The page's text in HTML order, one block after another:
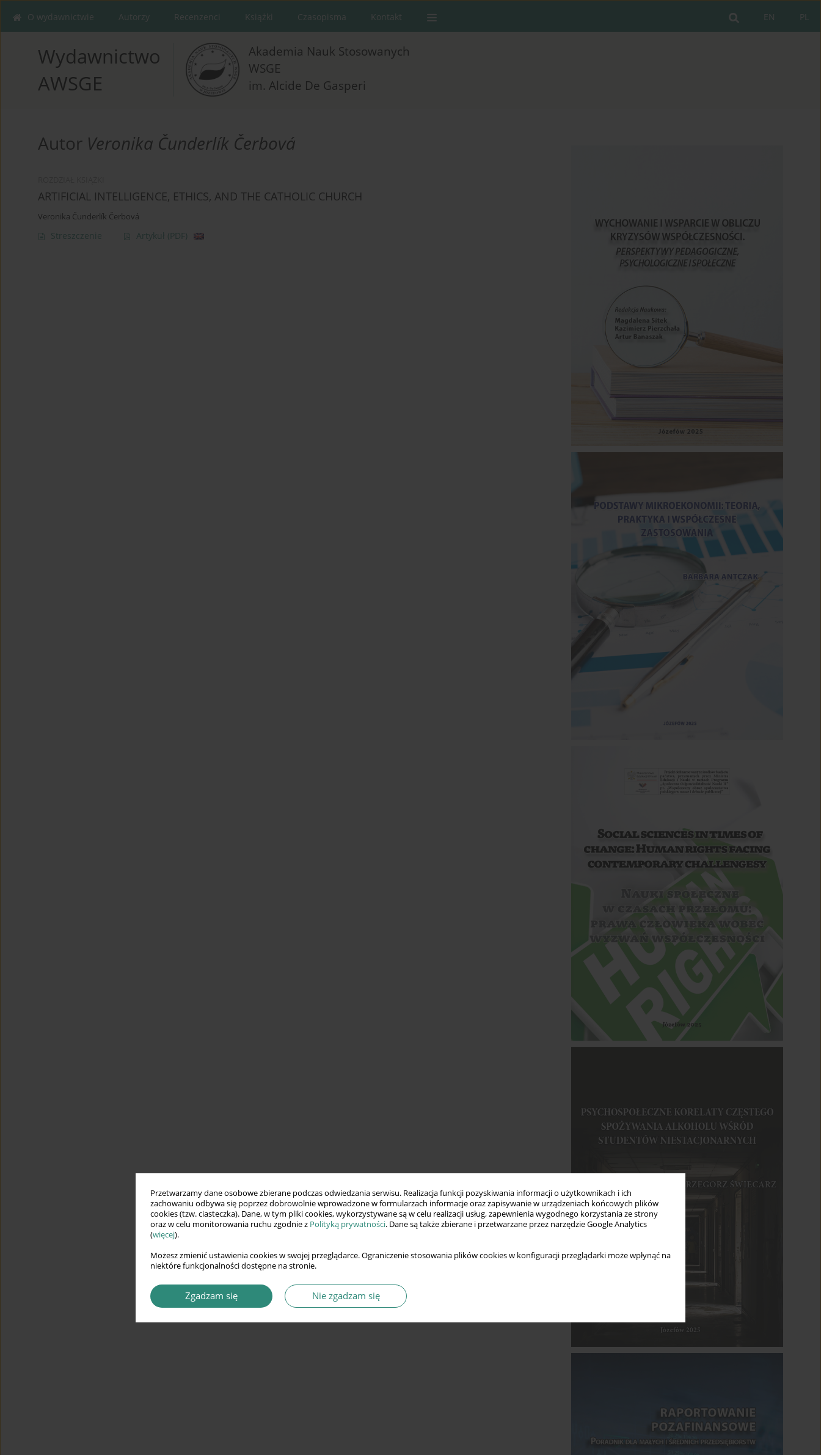
Przetwarzamy dane osobowe zbierane podczas odwiedzania serwisu. Realizacja funkcji pozyskiwania informacji o użytkownikach i ich
zachowaniu odbywa się poprzez dobrowolnie wprowadzone w formularzach informacje oraz zapisywanie w urządzeniach końcowych plików
cookies (tzw. ciasteczka). Dane, w tym pliki cookies, wykorzystywane są w celu realizacji usług, zapewnienia wygodnego korzystania ze strony
oraz w celu monitorowania ruchu zgodnie z Polityką prywatności. Dane są także zbierane i przetwarzane przez narzędzie Google Analytics
(więcej).
Możesz zmienić ustawienia cookies w swojej przeglądarce. Ograniczenie stosowania plików cookies w konfiguracji przeglądarki może wpłynąć na
niektóre funkcjonalności dostępne na stronie.
Zgadzam się Nie zgadzam się
PL
EN
O wydawnictwie Autorzy Recenzenci Książki Czasopisma Kontakt
Wydawnictwo
AWSGE
Akademia Nauk Stosowanych
WSGE
im. Alcide De Gasperi
Autor Veronika Čunderlík Čerbová
ARTIFICIAL INTELLIGENCE, ETHICS, AND THE CATHOLIC CHURCH
Veronika Čunderlík Čerbová
Streszczenie Artykuł (PDF)